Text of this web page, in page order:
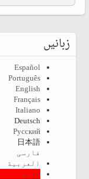
زبانیں
Español
Português
English
Français
Italiano
Deutsch
Русский
日本語
فارسی
العربية
اردو